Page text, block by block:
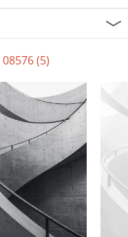
08576 (5)